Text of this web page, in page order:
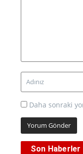
Daha sonraki
Son Haberler